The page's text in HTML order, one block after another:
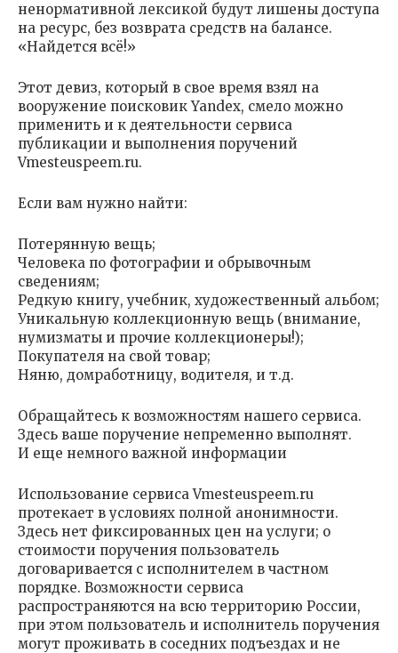
ненормативной лексикой будут лишены доступа
на ресурс, без возврата средств на балансе.
«Найдется всё!»
Этот девиз, который в свое время взял на
вооружение поисковик Yandex, смело можно
применить и к деятельности сервиса
публикации и выполнения поручений
Vmesteuspeem.ru.
Если вам нужно найти:
Потерянную вещь;
Человека по фотографии и обрывочным
сведениям;
Редкую книгу, учебник, художественный альбом;
Уникальную коллекционную вещь (внимание,
нумизматы и прочие коллекционеры!);
Покупателя на свой товар;
Няню, домработницу, водителя, и т.д.
Обращайтесь к возможностям нашего сервиса.
Здесь ваше поручение непременно выполнят.
И еще немного важной информации
Использование сервиса Vmesteuspeem.ru
протекает в условиях полной анонимности.
Здесь нет фиксированных цен на услуги; о
стоимости поручения пользователь
договаривается с исполнителем в частном
порядке. Возможности сервиса
распространяются на всю территорию России,
при этом пользователь и исполнитель поручения
могут проживать в соседних подъездах и не